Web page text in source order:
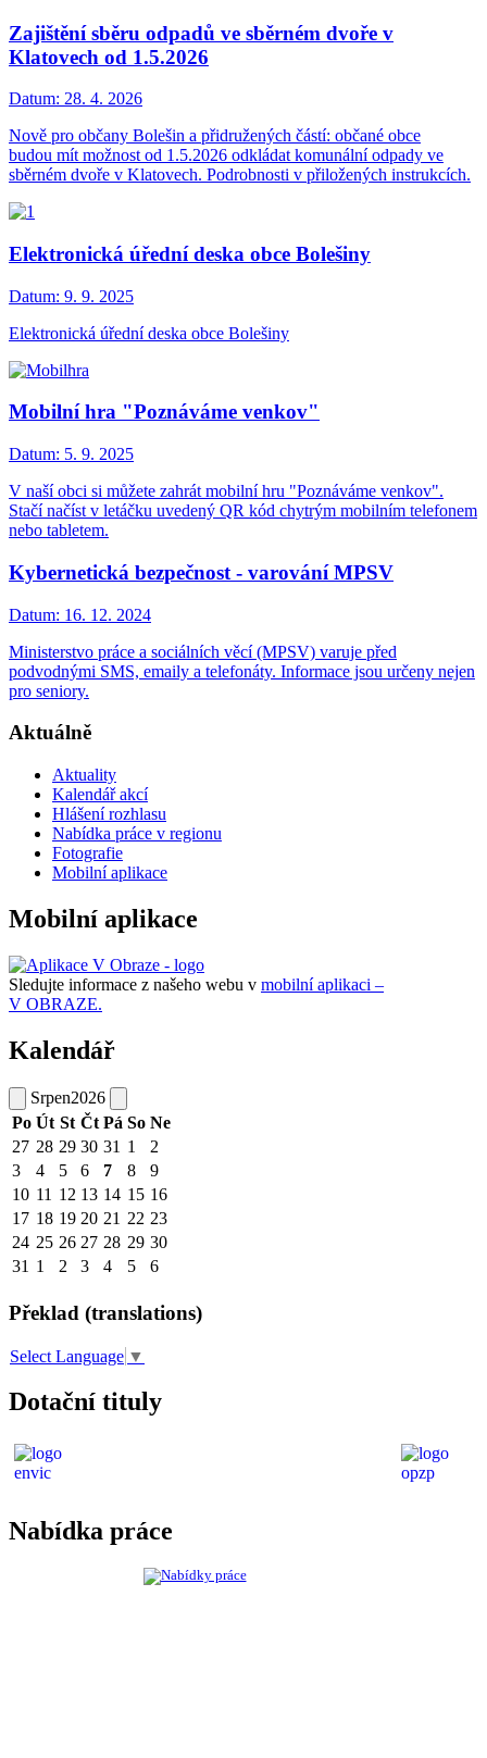
Zajištění sběru odpadů ve sběrném dvoře v
Klatovech od 1.5.2026
Datum: 28. 4. 2026
Nově pro občany Bolešin a přidružených částí: občané obce
budou mít možnost od 1.5.2026 odkládat komunální odpady ve
sběrném dvoře v Klatovech. Podrobnosti v přiložených instrukcích.
Elektronická úřední deska obce Bolešiny
Datum: 9. 9. 2025
Elektronická úřední deska obce Bolešiny
Mobilní hra "Poznáváme venkov"
Datum: 5. 9. 2025
V naší obci si můžete zahrát mobilní hru "Poznáváme venkov".
Stačí načíst v letáčku uvedený QR kód chytrým mobilním telefonem
nebo tabletem.
Kybernetická bezpečnost - varování MPSV
Datum: 16. 12. 2024
Ministerstvo práce a sociálních věcí (MPSV) varuje před
podvodnými SMS, emaily a telefonáty. Informace jsou určeny nejen
pro seniory.
Aktuálně
Aktuality
Kalendář akcí
Hlášení rozhlasu
Nabídka práce v regionu
Fotografie
Mobilní aplikace
Mobilní aplikace
Sledujte informace z našeho webu v mobilní aplikaci –
V OBRAZE.
Kalendář
Srpen2026
Po Út St Čt Pá So Ne
27 28 29 30 31 1
2
3
4 5 6 7 8
9
10 11 12 13 14 15 16
17 18 19 20 21 22 23
24 25 26 27 28 29 30
31 1 2 3 4 5 6
Překlad (translations)
Select Language ▼
Dotační tituly
Nabídka práce